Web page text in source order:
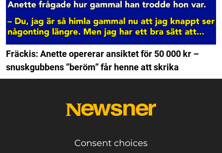
Fräckis: Anette opererar ansiktet för 50 000 kr –
snuskgubbens ”beröm” får henne att skrika
Consent choices